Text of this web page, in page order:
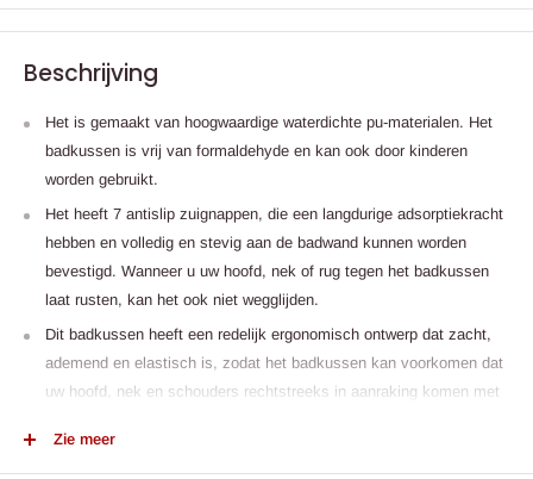
Beschrijving
Het is gemaakt van hoogwaardige waterdichte pu-materialen. Het
badkussen is vrij van formaldehyde en kan ook door kinderen
worden gebruikt.
Het heeft 7 antislip zuignappen, die een langdurige adsorptiekracht
hebben en volledig en stevig aan de badwand kunnen worden
bevestigd. Wanneer u uw hoofd, nek of rug tegen het badkussen
laat rusten, kan het ook niet wegglijden.
Dit badkussen heeft een redelijk ergonomisch ontwerp dat zacht,
ademend en elastisch is, zodat het badkussen kan voorkomen dat
uw hoofd, nek en schouders rechtstreeks in aanraking komen met
kunnen leunen om de vermoeidheid van een dag los te laten.
Zie meer